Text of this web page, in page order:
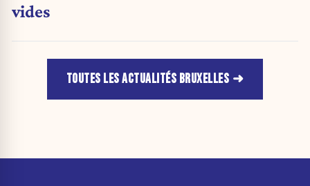
vides
TOUTES LES ACTUALITÉS BRUXELLES